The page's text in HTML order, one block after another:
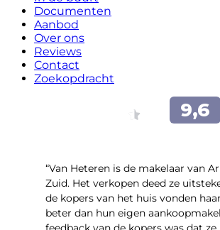
Documenten
Aanbod
Over ons
Reviews
Contact
Zoekopdracht
“Van Heteren is de makelaar van
Zuid. Het verkopen deed ze
de kopers van het huis vonden
beter dan hun eigen